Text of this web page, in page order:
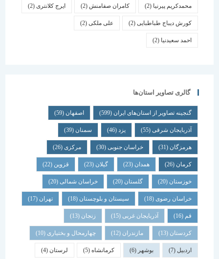
محمدکریم پیرنیا (2) کامران صفامنش(2) ایرج کلانتری (2)
کورش دیباج طباطبایی(2) علی ملکی(2)
احمد سعیدنیا (2)
گالری تصاویر استان‌ها
گنجینه تصاویر از استان‌های ایران(599) اصفهان (59)
آذربایجان شرقی(55) یزد سمنان (39)
هرمزگان(31) خراسان جنوبی(30) مرکزی (26)
همدان گیلان قزوین
خوزستان(20) گلستان (20) خراسان شمالی(20)
خراسان رضوی(18) سیستان و بلوچستان(18) تهران
آذربایجان غربی(15) زنجان
کردستان(13) مازندران(12) چهارمحال و بختیاری (10)
بوشهر کرمانشاه(5) لرستان (4)